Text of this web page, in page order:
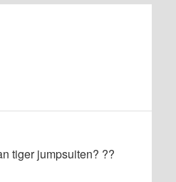
tiger jumpsuiten? ??